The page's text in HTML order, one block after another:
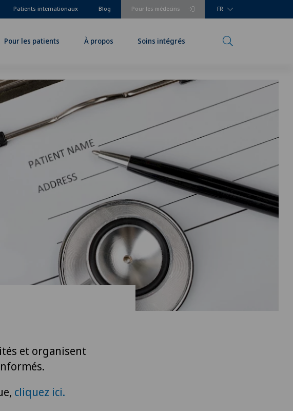
Pour les médecins
Patients internationaux Blog FR
Pour les patients À propos Soins intégrés
et organisent
cliquez ici.